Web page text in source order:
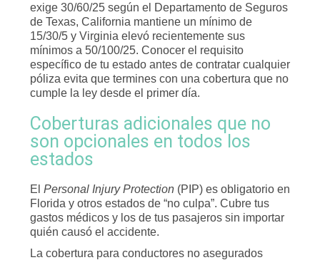
exige 30/60/25 según el Departamento de Seguros
de Texas, California mantiene un mínimo de
15/30/5 y Virginia elevó recientemente sus
mínimos a 50/100/25. Conocer el requisito
específico de tu estado antes de contratar cualquier
póliza evita que termines con una cobertura que no
cumple la ley desde el primer día.
Coberturas adicionales que no
son opcionales en todos los
estados
El Personal Injury Protection (PIP) es obligatorio en
Florida y otros estados de “no culpa”. Cubre tus
gastos médicos y los de tus pasajeros sin importar
quién causó el accidente.
La cobertura para conductores no asegurados